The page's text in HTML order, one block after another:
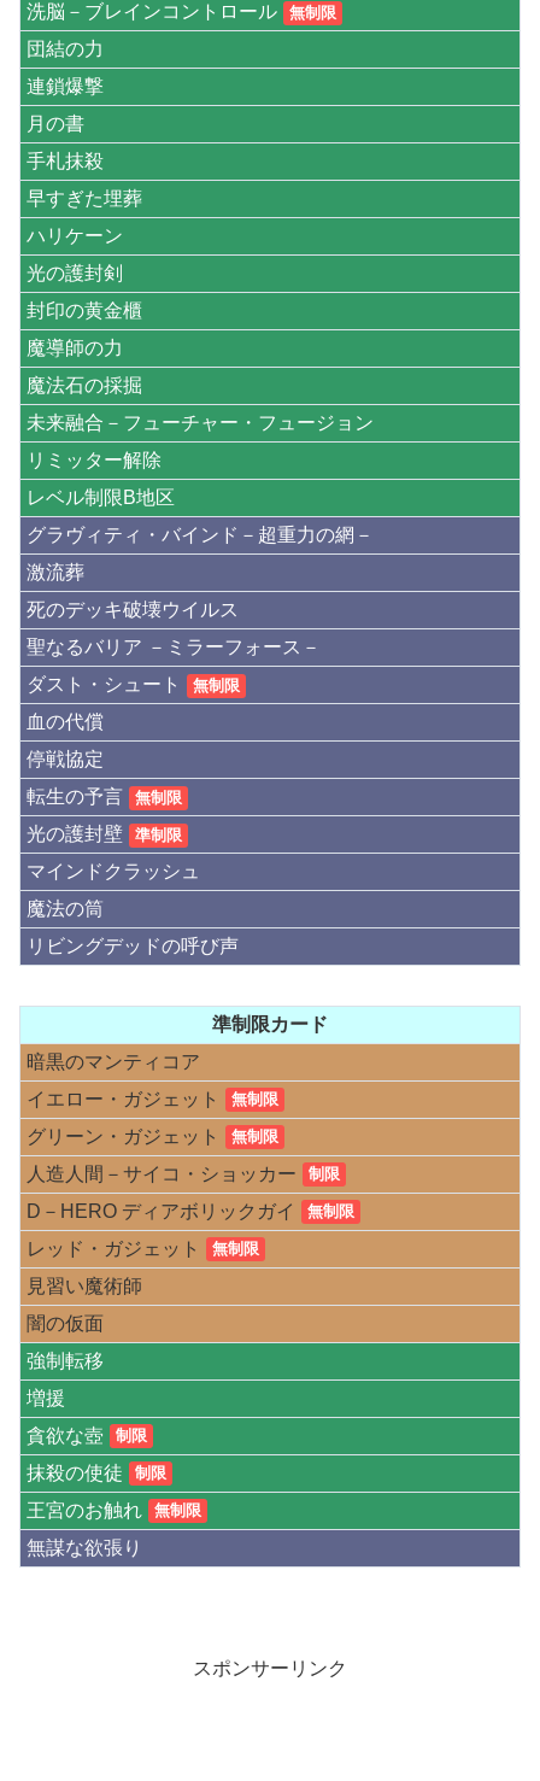
洗脳－ブレインコントロール
無制限
団結の力
連鎖爆撃
月の書
手札抹殺
早すぎた埋葬
ハリケーン
光の護封剣
封印の黄金櫃
魔導師の力
魔法石の採掘
未来融合－フューチャー・フュージョン
リミッター解除
レベル制限B地区
グラヴィティ・バインド－超重力の網－
激流葬
死のデッキ破壊ウイルス
聖なるバリア －ミラーフォース－
ダスト・シュート
無制限
血の代償
停戦協定
転生の予言
無制限
光の護封壁 準制限
マインドクラッシュ
魔法の筒
リビングデッドの呼び声
準制限カード
暗黒のマンティコア
イエロー・ガジェット
無制限
グリーン・ガジェット 無制限
人造人間－サイコ・ショッカー 制限
D－HERO ディアボリックガイ 無制限
レッド・ガジェット 無制限
見習い魔術師
闇の仮面
強制転移
増援
貪欲な壺
制限
抹殺の使徒 制限
王宮のお触れ 無制限
無謀な欲張り
スポンサーリンク